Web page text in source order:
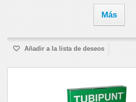
Más
Añadir a la lista de deseos